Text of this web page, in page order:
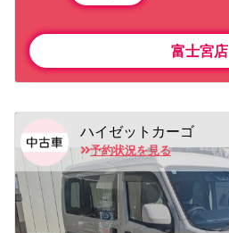
富士宮店
ハイゼットカーゴ
予約状況を見る